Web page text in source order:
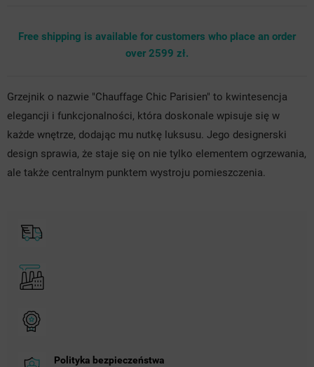
Free shipping is available for customers who place an order
over 2599 zł.
Grzejnik o nazwie "Chauffage Chic Parisien" to kwintesencja
elegancji i funkcjonalności, która doskonale wpisuje się w
każde wnętrze, dodając mu nutkę luksusu. Jego designerski
design sprawia, że staje się on nie tylko elementem ogrzewania,
ale także centralnym punktem wystroju pomieszczenia.
Polityka bezpieczeństwa